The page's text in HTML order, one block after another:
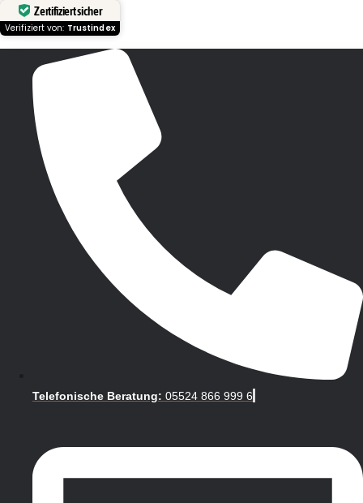
Zertifiziert sicher
Verifiziert von: Trustindex
Telefonische Beratung: 05524 866 999 6